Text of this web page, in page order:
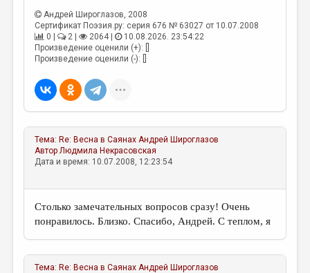
ТРЕДИАКОВСКИЙ
МЕДИА
ВКОНТАКТЕ
Андрей Широглазов, 2008
Сертификат Поэзия.ру: серия 676 № 63027 от 10.07.2008
0 |
2 | 2064 |
10.08.2026. 23:54:22
Произведение оценили (+): []
Произведение оценили (-): []
Тема: Re: Весна в Саянах Андрей Широглазов
АвторЛюдмила Некрасовская
Дата и время: 10.07.2008, 12:23:54
Столько замечательных вопросов сразу! Очень
понравилось. Близко. Спасибо, Андрей. С теплом, я
Тема: Re: Весна в Саянах Андрей Широглазов